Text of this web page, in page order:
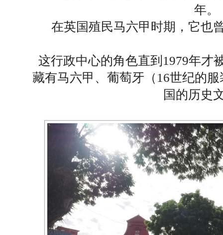
年。
在英国殖民马六甲时期，它也
这行政中心的角色直到1979年才
藏有马六甲、葡萄牙（16世纪的
国的历史